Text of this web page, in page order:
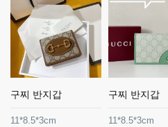
구찌 반지갑
11*8.5*3cm
구찌 반지갑
11*8.5*3cm